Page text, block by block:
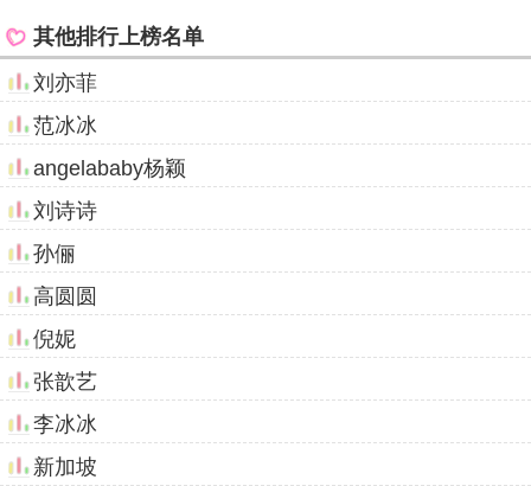
其他排行上榜名单
刘亦菲
范冰冰
angelababy杨颖
刘诗诗
孙俪
高圆圆
倪妮
张歆艺
李冰冰
新加坡